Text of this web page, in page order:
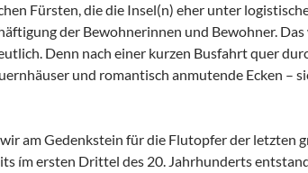
Fürsten, die die Insel(n) eher unter
der Bewohnerinnen und Bewohner.
Denn nach einer kurzen Busfahrt quer
und romantisch anmutende Ecken –
am Gedenkstein für die Flutopfer der
ím ersten Drittel des 20. Jahrhunderts